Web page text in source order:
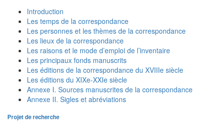
Introduction
Les temps de la correspondance
Les personnes et les thèmes de la correspondance
Les lieux de la correspondance
Les raisons et le mode d’emploi de l’inventaire
Les principaux fonds manuscrits
Les éditions de la correspondance du XVIIIe siècle
Les éditions du XIXe-XXIe siècle
Annexe I. Sources manuscrites de la correspondance
Annexe II. Sigles et abréviations
Projet de recherche